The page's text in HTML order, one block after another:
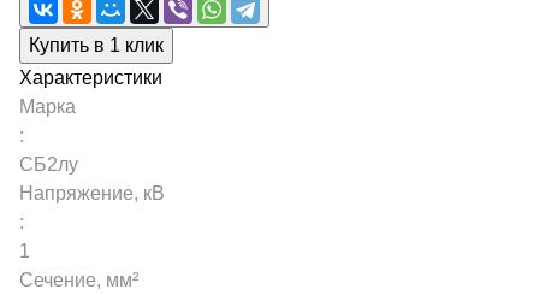
Купить в 1 клик
Характеристики
Марка
:
СБ2лу
Напряжение, кВ
:
1
Сечение, мм²